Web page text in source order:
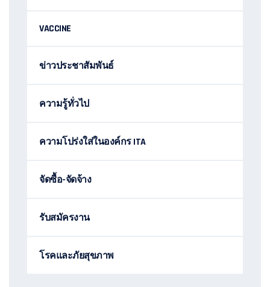
VACCINE
ข่าวประชาสัมพันธ์
ความรู้ทั่วไป
ความโปร่งใส่ในองค์กร ITA
จัดซื้อ-จัดจ้าง
รับสมัครงาน
โรคและภัยสุขภาพ